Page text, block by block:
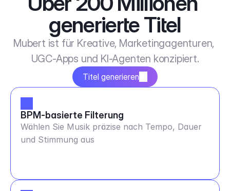
generierte Titel
Mubert ist für Kreative, Marketingagenturen,
UGC-Apps und KI-Agenten konzipiert.
Titel generieren
BPM-basierte Filterung
Wählen Sie Musik präzise nach Tempo, Dauer
und Stimmung aus